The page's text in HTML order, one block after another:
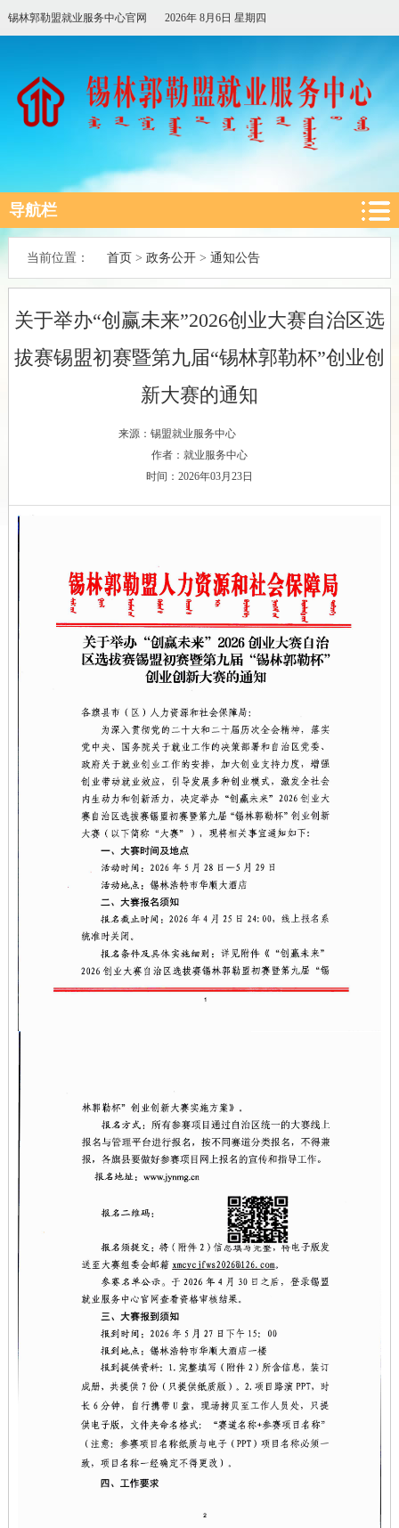
锡林郭勒盟就业服务中心官网 2026年 8月6日 星期四
导航栏
当前位置： 首页 > 政务公开> 通知公告
关于举办“创赢未来”2026创业大赛自治区选
拔赛锡盟初赛暨第九届“锡林郭勒杯”创业创
新大赛的通知
来源：锡盟就业服务中心
作者：就业服务中心
时间：2026年03月23日